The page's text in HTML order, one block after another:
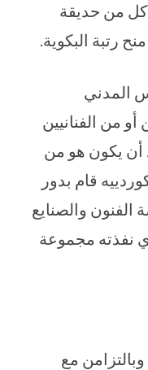
من حديقة
رتبة البكوية.
المدني
من الفنانيين
أن يكون هو من
قام بدور
الفنون والصنايع
نفذته مجموعة
أغسطس سنة 1882، وبالتزامن مع